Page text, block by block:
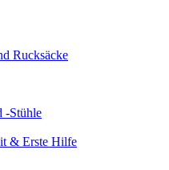
Rucksäcke
-Stühle
& Erste Hilfe